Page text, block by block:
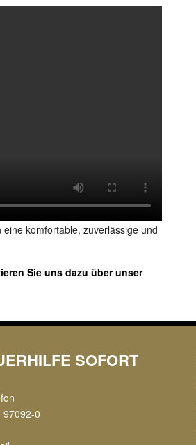
komfortable, zuverlässige und
Sie uns dazu über unser
SOFORT
97092-0